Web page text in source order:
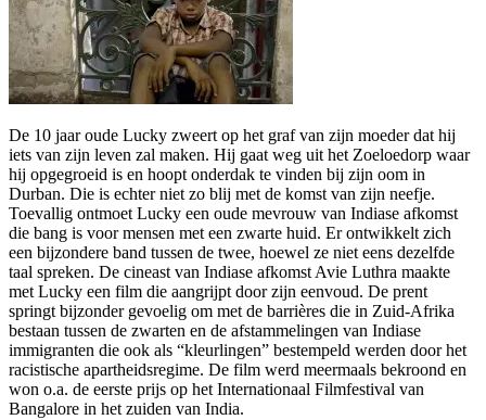
De 10 jaar oude Lucky zweert op het graf van zijn moeder dat hij
iets van zijn leven zal maken. Hij gaat weg uit het Zoeloedorp waar
hij opgegroeid is en hoopt onderdak te vinden bij zijn oom in
Durban. Die is echter niet zo blij met de komst van zijn neefje.
Toevallig ontmoet Lucky een oude mevrouw van Indiase afkomst
die bang is voor mensen met een zwarte huid. Er ontwikkelt zich
een bijzondere band tussen de twee, hoewel ze niet eens dezelfde
taal spreken. De cineast van Indiase afkomst Avie Luthra maakte
met Lucky een film die aangrijpt door zijn eenvoud. De prent
springt bijzonder gevoelig om met de barrières die in Zuid-Afrika
bestaan tussen de zwarten en de afstammelingen van Indiase
immigranten die ook als “kleurlingen” bestempeld werden door het
racistische apartheidsregime. De film werd meermaals bekroond en
won o.a. de eerste prijs op het Internationaal Filmfestival van
Bangalore in het zuiden van India.